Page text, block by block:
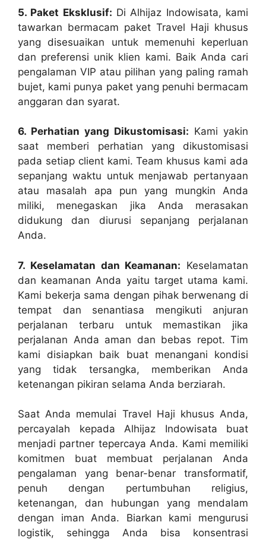
5. Paket Eksklusif: Di Alhijaz Indowisata, kami
tawarkan bermacam paket Travel Haji khusus
yang disesuaikan untuk memenuhi keperluan
dan preferensi unik klien kami. Baik Anda cari
pengalaman VIP atau pilihan yang paling ramah
bujet, kami punya paket yang penuhi bermacam
anggaran dan syarat.
6. Perhatian yang Dikustomisasi: Kami yakin
saat memberi perhatian yang dikustomisasi
pada setiap client kami. Team khusus kami ada
sepanjang waktu untuk menjawab pertanyaan
atau masalah apa pun yang mungkin Anda
miliki, menegaskan jika Anda merasakan
didukung dan diurusi sepanjang perjalanan
Anda.
7. Keselamatan dan Keamanan: Keselamatan
dan keamanan Anda yaitu target utama kami.
Kami bekerja sama dengan pihak berwenang di
tempat dan senantiasa mengikuti anjuran
perjalanan terbaru untuk memastikan jika
perjalanan Anda aman dan bebas repot. Tim
kami disiapkan baik buat menangani kondisi
yang tidak tersangka, memberikan Anda
ketenangan pikiran selama Anda berziarah.
Saat Anda memulai Travel Haji khusus Anda,
percayalah kepada Alhijaz Indowisata buat
menjadi partner tepercaya Anda. Kami memiliki
komitmen buat membuat perjalanan Anda
pengalaman yang benar-benar transformatif,
penuh dengan pertumbuhan religius,
ketenangan, dan hubungan yang mendalam
dengan iman Anda. Biarkan kami mengurusi
logistik, sehingga Anda bisa konsentrasi